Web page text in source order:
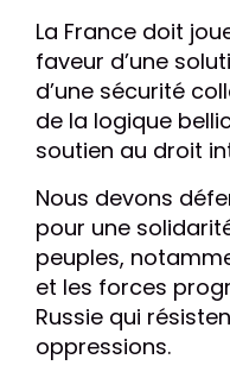
La France doit
faveur d’une
d’une sécurité
de la logique
soutien au droit
Nous devons
pour une
peuples,
et les forces
Russie qui
oppressions.